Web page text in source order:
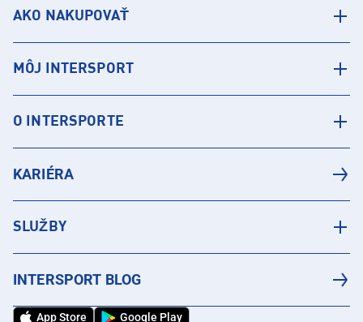
AKO NAKUPOVAŤ
MÔJ INTERSPORT
O INTERSPORTE
KARIÉRA
SLUŽBY
INTERSPORT BLOG
App Store Google Play